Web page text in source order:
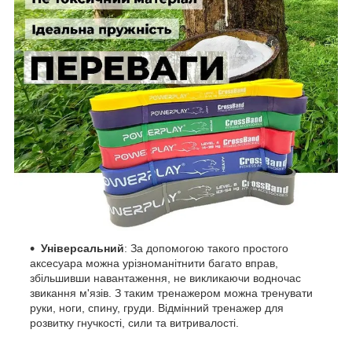
Універсальний: За допомогою такого простого
аксесуара можна урізноманітнити багато вправ,
збільшивши навантаження, не викликаючи водночас
звикання м'язів. З таким тренажером можна тренувати
руки, ноги, спину, груди. Відмінний тренажер для
розвитку гнучкості, сили та витривалості.